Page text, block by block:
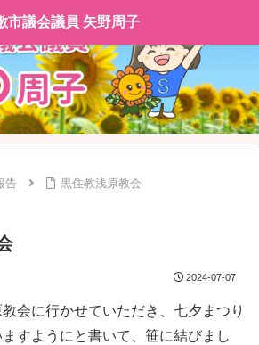
告 黒住教浅原教会
2024-07-07
会に行かせていただき、七夕まつり
すようにと書いて、笹に結びまし
市議会議員 矢野周子